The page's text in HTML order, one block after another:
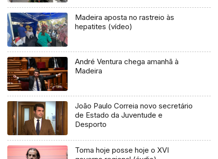
Madeira aposta no rastreio às
hepatites (vídeo)
André Ventura chega amanhã à
Madeira
João Paulo Correia novo secretário
de Estado da Juventude e
Desporto
Toma hoje posse hoje o XVI